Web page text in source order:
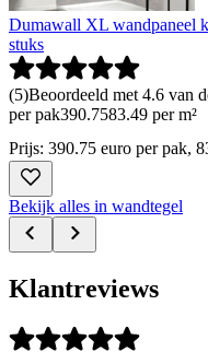
Dumawall XL wandpaneel
stuks
(5)Beoordeeld met 4.6 van
per pak390.7583.49 per m²
Prijs: 390.75 euro per pak,
Bekijk alles in wandtegel
Klantreviews